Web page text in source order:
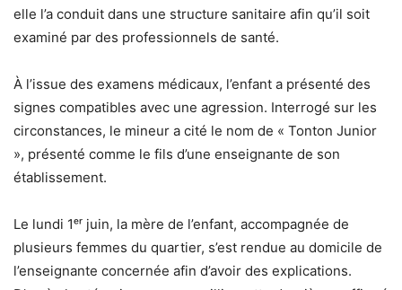
elle l’a conduit dans une structure sanitaire afin qu’il soit
examiné par des professionnels de santé.
À l’issue des examens médicaux, l’enfant a présenté des
signes compatibles avec une agression. Interrogé sur les
circonstances, le mineur a cité le nom de « Tonton Junior
», présenté comme le fils d’une enseignante de son
établissement.
Le lundi 1ᵉʳ juin, la mère de l’enfant, accompagnée de
plusieurs femmes du quartier, s’est rendue au domicile de
l’enseignante concernée afin d’avoir des explications.